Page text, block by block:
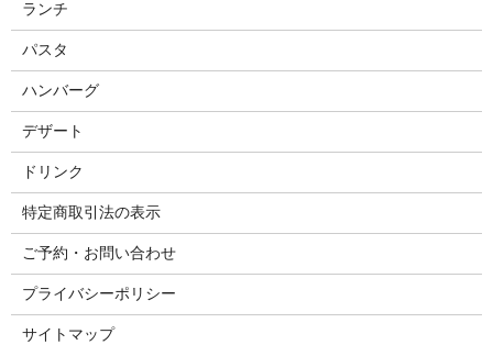
ランチ
パスタ
ハンバーグ
デザート
ドリンク
特定商取引法の表示
ご予約・お問い合わせ
プライバシーポリシー
サイトマップ